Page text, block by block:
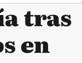
tras
en